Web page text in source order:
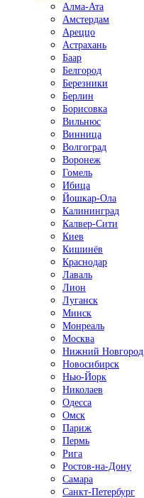
Алма-Ата
Амстердам
Ареццо
Астрахань
Баар
Белгород
Березники
Берлин
Борисовка
Вильнюс
Винница
Волгоград
Воронеж
Гомель
Ибица
Йошкар-Ола
Калининград
Калвер-Сити
Киев
Кишинёв
Краснодар
Лаваль
Лион
Луганск
Минск
Монреаль
Москва
Нижний Новгород
Новосибирск
Нью-Йорк
Николаев
Одесса
Омск
Париж
Пермь
Рига
Ростов-на-Дону
Самара
Санкт-Петербург